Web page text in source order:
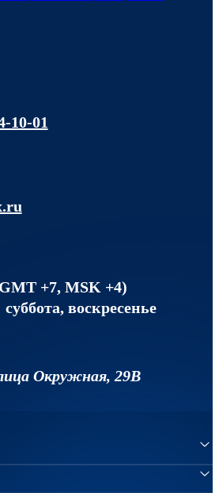
10-01
+7, MSK +4)
воскресенье
Окружная, 29В